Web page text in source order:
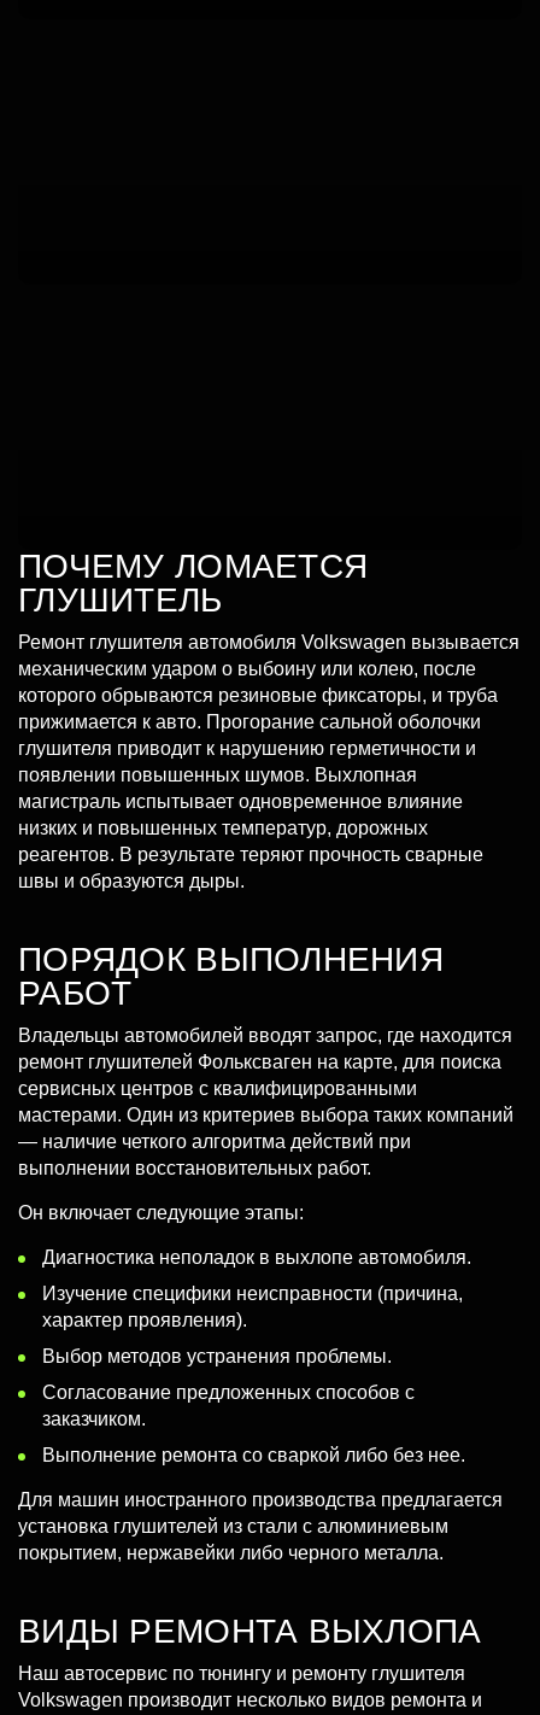
ПОЧЕМУ ЛОМАЕТСЯ
ГЛУШИТЕЛЬ
Ремонт глушителя автомобиля Volkswagen вызывается
механическим ударом о выбоину или колею, после
которого обрываются резиновые фиксаторы, и труба
прижимается к авто. Прогорание сальной оболочки
глушителя приводит к нарушению герметичности и
появлении повышенных шумов. Выхлопная
магистраль испытывает одновременное влияние
низких и повышенных температур, дорожных
реагентов. В результате теряют прочность сварные
швы и образуются дыры.
ПОРЯДОК ВЫПОЛНЕНИЯ
РАБОТ
Владельцы автомобилей вводят запрос, где находится
ремонт глушителей Фольксваген на карте, для поиска
сервисных центров с квалифицированными
мастерами. Один из критериев выбора таких компаний
— наличие четкого алгоритма действий при
выполнении восстановительных работ.
Он включает следующие этапы:
Диагностика неполадок в выхлопе автомобиля.
Изучение специфики неисправности (причина,
характер проявления).
Выбор методов устранения проблемы.
Согласование предложенных способов с
заказчиком.
Выполнение ремонта со сваркой либо без нее.
Для машин иностранного производства предлагается
установка глушителей из стали с алюминиевым
покрытием, нержавейки либо черного металла.
ВИДЫ РЕМОНТА ВЫХЛОПА
Наш автосервис по тюнингу и ремонту глушителя
Volkswagen производит несколько видов ремонта и